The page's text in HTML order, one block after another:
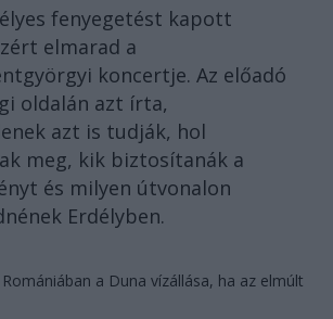
fenyegetést kapott
elmarad a
koncertje. Az előadó
oldalán azt írta,
azt is tudják, hol
meg, kik biztosítanák a
és milyen útvonalon
Erdélyben.